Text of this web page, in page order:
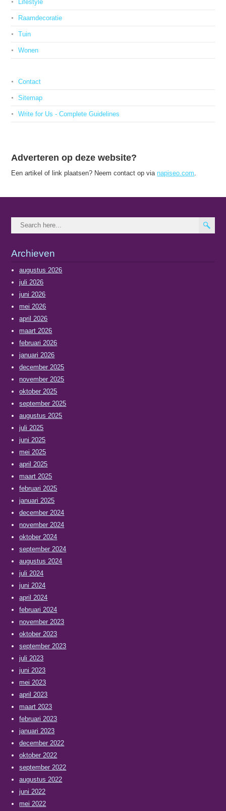
Lifestyle
Raamdecoratie
Tuin
Wonen
Contact
Sitemap
Write for Us - Complete Guidelines
Adverteren op deze website?
Een artikel of link plaatsen? Neem contact op vianapiseo.com
Archieven
augustus 2026
juli 2026
juni 2026
mei 2026
april 2026
maart 2026
februari 2026
januari 2026
december 2025
november 2025
oktober 2025
september 2025
augustus 2025
juli 2025
juni 2025
mei 2025
april 2025
maart 2025
februari 2025
januari 2025
december 2024
november 2024
oktober 2024
september 2024
augustus 2024
juli 2024
juni 2024
april 2024
februari 2024
november 2023
oktober 2023
september 2023
juli 2023
juni 2023
mei 2023
april 2023
maart 2023
februari 2023
januari 2023
december 2022
oktober 2022
september 2022
augustus 2022
juni 2022
mei 2022